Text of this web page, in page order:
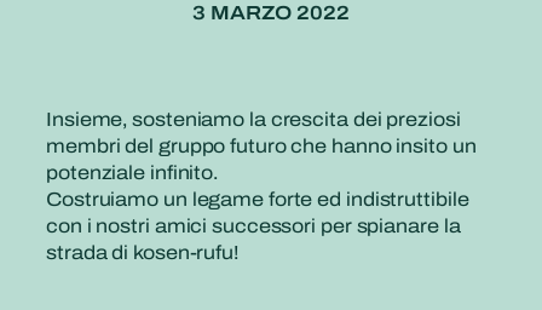
3 MARZO 2022
Insieme, sosteniamo la crescita dei preziosi
membri del gruppo futuro che hanno insito un
potenziale infinito.
Costruiamo un legame forte ed indistruttibile
con i nostri amici successori per spianare la
strada di kosen-rufu!